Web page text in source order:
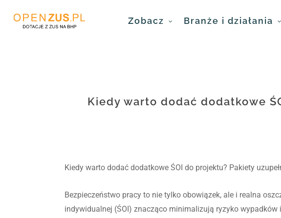
Zobacz Branże i działania
Kiedy warto dodać dodatkowe
Kiedy warto dodać dodatkowe ŚOI do projektu? Pakiety
Bezpieczeństwo pracy to nie tylko obowiązek, ale i realna
indywidualnej (ŚOI) znacząco minimalizują ryzyko